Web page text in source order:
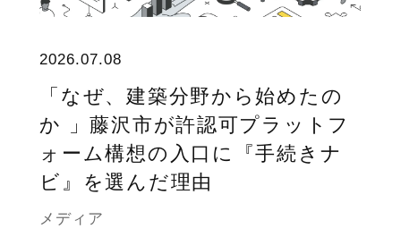
2026.07.08
「なぜ、建築分野から始めたの
か 」藤沢市が許認可プラットフ
ォーム構想の入口に『手続きナ
ビ』を選んだ理由
メディア